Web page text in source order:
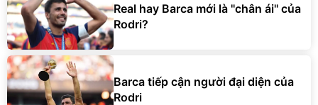
Real hay Barca mới là ''chân ái'' của
Rodri?
Barca tiếp cận người đại diện của
Rodri